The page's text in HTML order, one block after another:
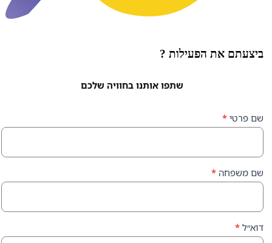
הפעילות ?
שתפו אותנו בחוויה שלכם
*